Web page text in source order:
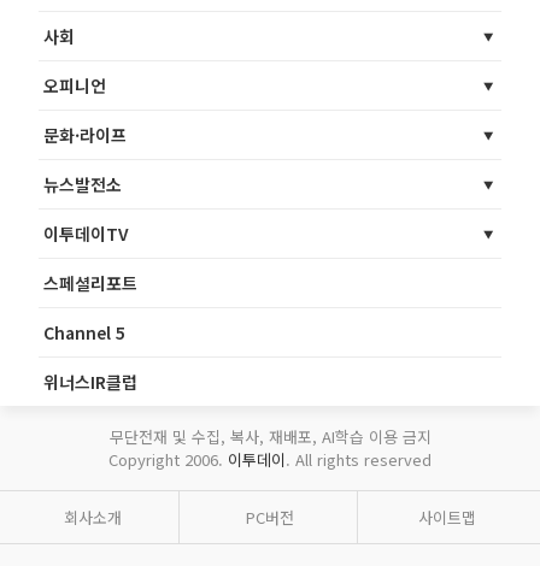
사회
오피니언
문화·라이프
뉴스발전소
이투데이TV
스페셜리포트
Channel 5
위너스IR클럽
무단전재 및 수집, 복사, 재배포, AI학습 이용 금지
Copyright 2006. 이투데이. All rights reserved
회사소개 PC버전 사이트맵